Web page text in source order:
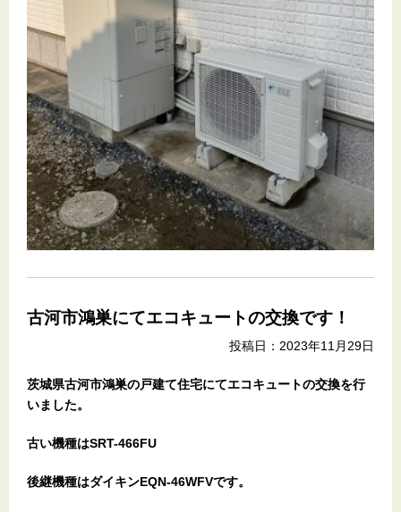
古河市鴻巣にてエコキュートの交換です！
投稿日：2023年11月29日
茨城県古河市鴻巣の戸建て住宅にてエコキュートの交換を行
いました。
古い機種はSRT-466FU
後継機種はダイキンEQN-46WFVです。